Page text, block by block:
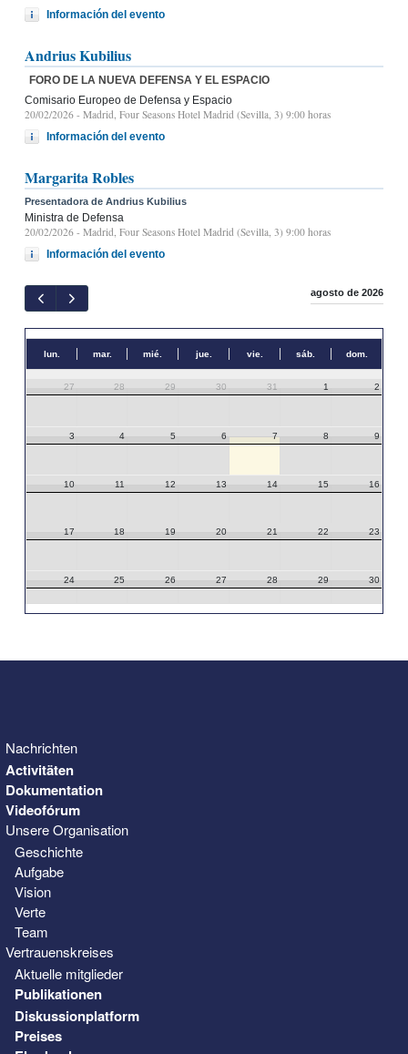
Información del evento
Andrius Kubilius
FORO DE LA NUEVA DEFENSA Y EL ESPACIO
Comisario Europeo de Defensa y Espacio
20/02/2026 - Madrid, Four Seasons Hotel Madrid (Sevilla, 3) 9:00 horas
Información del evento
Margarita Robles
Presentadora de Andrius Kubilius
Ministra de Defensa
20/02/2026 - Madrid, Four Seasons Hotel Madrid (Sevilla, 3) 9:00 horas
Información del evento
agosto de 2026
lun. mar. mié. jue. vie. sáb. dom.
27 28 29 30 31 1 2
3 4 5 6 7 8 9
10 11 12 13 14 15 16
17 18 19 20 21 22 23
24 25 26 27 28 29 30
Nachrichten
Activitäten
Dokumentation
Videofórum
Unsere Organisation
Geschichte
Aufgabe
Vision
Verte
Team
Vertrauenskreises
Aktuelle mitglieder
Publikationen
Diskussionplatform
Preises